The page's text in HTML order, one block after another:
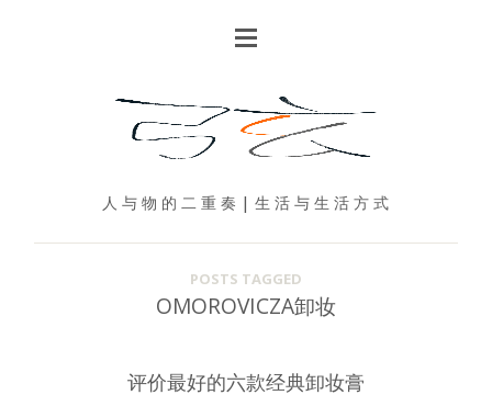
人 与 物 的 二 重 奏 | 生 活 与 生 活 方 式
POSTS TAGGED
OMOROVICZA卸妆
评价最好的六款经典卸妆膏